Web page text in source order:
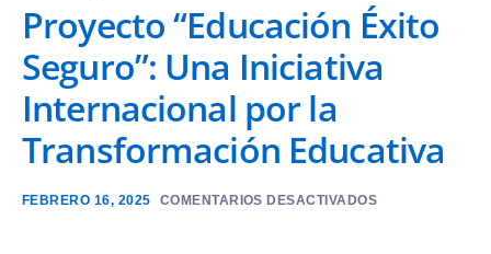
Proyecto “Educación Éxito
Seguro”: Una Iniciativa
Internacional por la
Transformación Educativa
FEBRERO 16, 2025 COMENTARIOS DESACTIVADOS